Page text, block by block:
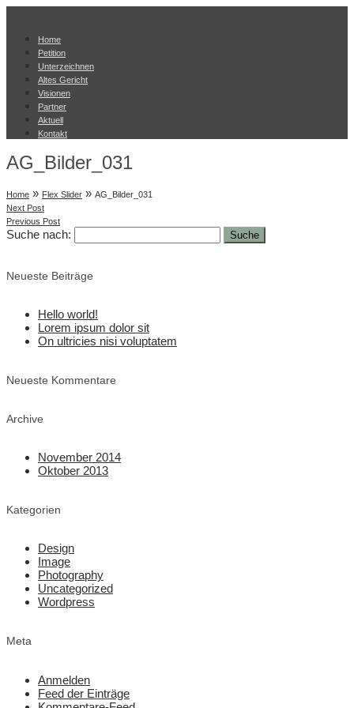
Home
Petition
Unterzeichnen
Altes Gericht
Visionen
Partner
Aktuell
Kontakt
AG_Bilder_031
Home » Flex Slider » AG_Bilder_031
Next Post
Previous Post
Suche nach:
Neueste Beiträge
Hello world!
Lorem ipsum dolor sit
On ultricies nisi voluptatem
Neueste Kommentare
Archive
November 2014
Oktober 2013
Kategorien
Design
Image
Photography
Uncategorized
Wordpress
Meta
Anmelden
Feed der Einträge